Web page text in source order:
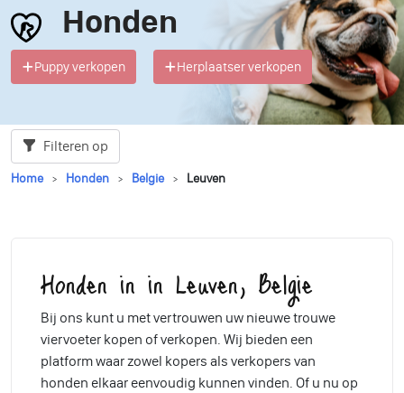
Honden
Puppy verkopen Herplaatser verkopen
Filteren op
Home Honden Belgie Leuven
Honden in in Leuven, Belgie
Bij ons kunt u met vertrouwen uw nieuwe trouwe
viervoeter kopen of verkopen. Wij bieden een
platform waar zowel kopers als verkopers van
honden elkaar eenvoudig kunnen vinden. Of u nu op